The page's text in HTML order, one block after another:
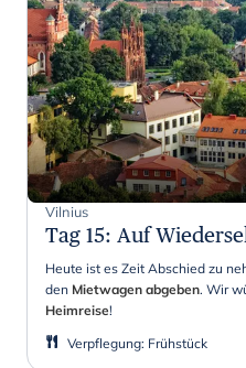
Vilnius
Tag 15: Auf
Heute ist es Zeit Abschied zu
den Mietwagen abgeben. Wir
Heimreise!
Verpflegung: Frühstück